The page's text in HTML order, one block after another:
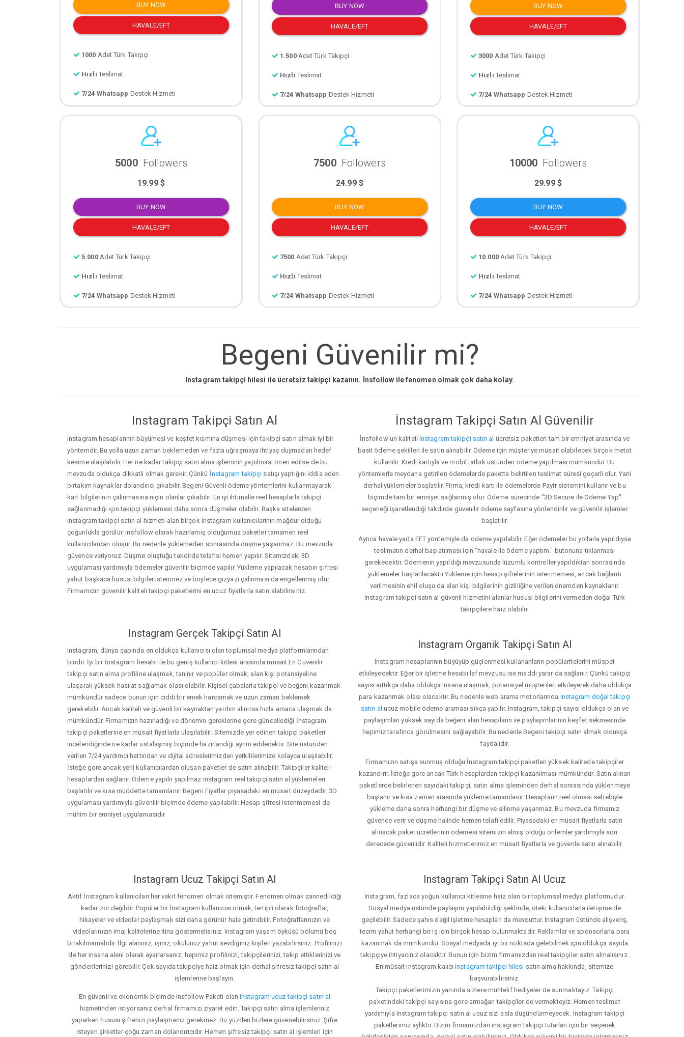
BUY NOW
HAVALE/EFT
1000 Adet Türk Takipçi
Hızlı Teslimat
7/24 Whatsapp Destek Hizmeti
BUY NOW
HAVALE/EFT
1.500 Adet Türk Takipçi
Hızlı Teslimat
7/24 Whatsapp Destek Hizmeti
BUY NOW
HAVALE/EFT
3000 Adet Türk Takipçi
Hızlı Teslimat
7/24 Whatsapp Destek Hizmeti
5000 Followers
19.99 $
BUY NOW
HAVALE/EFT
5.000 Adet Türk Takipçi
Hızlı Teslimat
7/24 Whatsapp Destek Hizmeti
7500 Followers
24.99 $
BUY NOW
HAVALE/EFT
7500 Adet Türk Takipçi
Hızlı Teslimat
7/24 Whatsapp Destek Hizmeti
10000 Followers
29.99 $
BUY NOW
HAVALE/EFT
10.000 Adet Türk Takipçi
Hızlı Teslimat
7/24 Whatsapp Destek Hizmeti
Begeni Güvenilir mi?
Instagram takipçi hilesi ile ücretsiz takipçi kazanın. İnsfollow ile fenomen olmak çok daha kolay.
Instagram Takipçi Satın Al
Instagram hesaplarının büyümesi ve keşfet kısmına düşmesi için takipçi satın almak iyi bir
yöntemdir. Bu yolla uzun zaman beklemeden ve fazla uğraşmaya ihtiyaç duymadan hedef
kesime ulaşılabilir. Her ne kadar takipçi satın alma işleminin yapılması öneri edilse de bu
mevzuda oldukça dikkatli olmak gerekir. Çünkü İnstagram takipçi satışı yaptığını iddia eden
birtakım kaynaklar dolandırıcı çıkabilir. Begeni Güvenli ödeme yöntemlerini kullanmayarak
kart bilgilerinin çalınmasına niçin olanlar çıkabilir. En iyi ihtimalle reel hesaplarla takipçi
sağlanmadığı için takipçi yüklemesi daha sonra düşmeler olabilir. Başka sitelerden
Instagram takipçi satın al hizmeti alan birçok instagram kullanıcılarının mağdur olduğu
çoğunlukla görülür. insfollow olarak hazırlamış olduğumuz paketler tamamen reel
kullanıcılardan oluşur. Bu nedenle yüklemeden sonrasında düşme yaşanmaz. Bu mevzuda
güvence veriyoruz. Düşme oluştuğu takdirde telafisi hemen yapılır. Sitemizdeki 3D
uygulaması yardımıyla ödemeler güvenilir biçimde yapılır. Yükleme yapılacak hesabın şifresi
yahut başkaca hususi bilgiler istenmez ve böylece gizyazı çalınması da engellenmiş olur.
Firmamızın güvenilir kaliteli takipçi paketlerini en ucuz fiyatlarla satın alabilirsiniz.
İnstagram Takipçi Satın Al Güvenilir
İnsfollow'un kaliteli instagram takipçi satın al ücretsiz paketleri tam bir emniyet arasında ve
basit ödeme şekilleri ile satın alınabilir. Ödeme için müşteriye müsait olabilecek birçok metot
kullanılır. Kredi kartıyla ve mobil tatbik üstünden ödeme yapılması mümkündür. Bu
yöntemlerle meydana getirilen ödemelerde pakette belirtilen teslimat süresi geçerli olur. Yani
derhal yüklemeler başlatılır. Firma, kredi kartı ile ödemelerde Paytr sistemini kullanır ve bu
biçimde tam bir emniyet sağlanmış olur. Ödeme sürecinde "3D Secure ile Ödeme Yap"
seçeneği işaretlendiği takdirde güvenilir ödeme sayfasına yönlendirilir ve güvenilir işlemler
başlatılır.
Ayrıca havale yada EFT yöntemiyle da ödeme yapılabilir. Eğer ödemeler bu yollarla yapıldıysa
teslimatın derhal başlatılması için "havale ile ödeme yaptım." butonuna tıklanması
gerekecektir. Ödemenin yapıldığı mevzusunda lüzumlu kontroller yapıldıktan sonrasında
yüklemeler başlatılacaktır.Yükleme için hesap şifrelerinin istenmemesi, ancak bağlantı
verilmesinin ehil oluşu da alan kişi bilgilerinin gizliliğine verilen önemden kaynaklanır.
Instagram takipçi satın al güvenli hizmetini alanlar hususi bilgilerini vermeden doğal Türk
takipçilere haiz olabilir.
Instagram Gerçek Takipçi Satın Al
Instagram, dünya çapında en oldukça kullanıcısı olan toplumsal medya platformlarından
biridir. İyi bir İnstagram hesabı ile bu geniş kullanıcı kitlesi arasında müsait En Güvenilir
takipçi satın alma profiline ulaşmak, tanınır ve popüler olmak, alan kişi potansiyeline
ulaşarak yüksek hasılat sağlamak olası olabilir. Kişisel çabalarla takipçi ve beğeni kazanmak
mümkündür sadece bunun için ciddi bir emek harcamak ve uzun zaman beklemek
gerekebilir. Ancak kaliteli ve güvenli bir kaynaktan yardım alınırsa hızla amaca ulaşmak da
mümkündür. Firmamızın hazırladığı ve dönemin gereklerine gore güncellediği İnstagram
takipçi paketlerine en müsait fiyatlarla ulaşılabilir. Sitemizde yer edinen takipçi paketleri
incelendiğinde ne kadar ustalaşmış biçimde hazırlandığı ayrım edilecektir. Site üstünden
verilen 7/24 yardımcı hattından ve dijital adreslerimizden yetkililerimize kolayca ulaşılabilir.
İsteğe gore ancak yerli kullanıcılardan oluşan paketler de satın alınabilir. Takipçiler kaliteli
hesaplardan sağlanır. Ödeme yapılır yapılmaz instagram reel takipçi satın al yüklemeleri
başlatılır ve kısa müddette tamamlanır. Begeni Fiyatlar piyasadaki en müsait düzeydedir. 3D
uygulaması yardımıyla güvenilir biçimde ödeme yapılabilir. Hesap şifresi istenmemesi de
mühim bir emniyet uygulamasıdır.
Instagram Organik Takipçi Satın Al
Instagram hesaplarının büyüyüp güçlenmesi kullananların popülaritelerini müspet
etkileyecektir. Eğer bir işletme hesabı laf mevzusu ise maddi yarar da sağlanır. Çünkü takipçi
sayısı arttıkça daha oldukça insana ulaşmak, potansiyel müşterileri etkileyerek daha oldukça
para kazanmak olası olacaktır. Bu nedenle web arama motorlarında instagram doğal takipçi
satın al ucuz mobile ödeme araması sıkça yapılır. Instagram, takipçi sayısı oldukça olan ve
paylaşımları yüksek sayıda beğeni alan hesapların ve paylaşımlarının keşfet sekmesinde
hepimiz tarafınca görülmesini sağlayabilir. Bu nedenle Begeni takipçi satın almak oldukça
faydalıdır.
Firmamızın satışa sunmuş olduğu İnstagram takipçi paketleri yüksek kalitede takipçiler
kazandırır. İsteğe gore ancak Türk hesaplardan takipçi kazanılması mümkündür. Satın alınan
paketlerde belirlenen sayıdaki takipçi, satın alma işleminden derhal sonrasında yüklenmeye
başlanır ve kısa zaman arasında yükleme tamamlanır. Hesapların reel olması sebebiyle
yükleme daha sonra herhangi bir düşme ve silinme yaşanmaz. Bu mevzuda firmamız
güvence verir ve düşme halinde hemen telafi edilir. Piyasadaki en müsait fiyatlarla satın
alınacak paket ücretlerinin ödemesi sitemizin almış olduğu önlemler yardımıyla son
derecede güvenlidir. Kaliteli hizmetlerimiz en müsait fiyatlarla ve güvenle satın alınabilir.
Instagram Ucuz Takipçi Satın Al
Aktif İnstagram kullanıcıları her vakit fenomen olmak istemiştir. Fenomen olmak zannedildiği
kadar zor değildir. Popüler bir İnstagram kullanıcısı olmak, tertipli olarak fotoğraflar,
hikayeler ve videolar paylaşmak sizi daha görünür hale getirebilir. Fotoğraflarınızın ve
videolarınızın imaj kalitelerine itina göstermelisiniz. Instagram yaşam öyküsü bölümü boş
bırakılmamalıdır. İlgi alanınız, işiniz, okulunuz yahut sevdiğiniz kişileri yazabilirsiniz. Profilinizi
de her insana aleni olarak ayarlarsanız, hepimiz profilinizi, takipçilerinizi, takip ettiklerinizi ve
gönderilerinizi görebilir. Çok sayıda takipçiye haiz olmak için derhal şifresiz takipçi satın al
işlemlerine başlayın.
En güvenli ve ekonomik biçimde insfollow Paketi olaninstagram ucuz takipçi satın al
hizmetinden istiyorsanız derhal firmamızı ziyaret edin. Takipçi satın alma işlemleriniz
yaparken hususi şifrenizi paylaşmanız gerekmez. Bu yüzden bizlere güvenebilirsiniz. Şifre
isteyen şirketler çoğu zaman dolandırıcıdır. Hemen şifresiz takipçi satın al işlemleri için
Instagram Takipçi Satın Al Ucuz
Instagram, fazlaca yoğun kullanıcı kitlesine haiz olan bir toplumsal medya platformudur.
Sosyal medya üstünde paylaşım yapılabildiği şeklinde, öteki kullanıcılarla iletişime de
geçilebilir. Sadece şahıs değil işletme hesapları da mevcuttur. Instagram üstünde alışveriş,
tecim yahut herhangi bir iş için birçok hesap bulunmaktadır. Reklamlar ve sponsorlarla para
kazanmak da mümkündür. Sosyal medyada iyi bir noktada gelebilmek için oldukça sayıda
takipçiye ihtiyacınız olacaktır. Bunun için bizim firmamızdan reel takipçiler satın almalısınız.
En müsait instagram kalıcıinstagram takipçi hilesi satın alma hakkında, sitemize
başvurabilirsiniz.
Takipçi paketlerimizin yanında sizlere muhtelif hediyeler de sunmaktayız. Takipçi
paketindeki takipçi sayısına gore armağan takipçiler de vermekteyiz. Hemen teslimat
yardımıyla Instagram takipçi satın al ucuz sizi asla düşündürmeyecek. Instagram takipçi
paketlerimiz aylıktır. Bizim firmamızdan instagram takipçi tutarları için bir seçenek